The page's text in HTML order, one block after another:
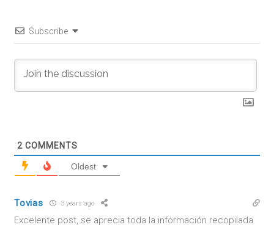
Subscribe
2 COMMENTS
Oldest
Tovias 3 years ago
Excelente post, se aprecia toda la información recopilada